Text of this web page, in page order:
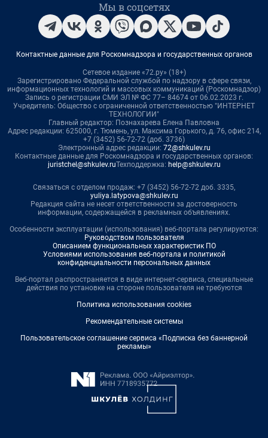
Мы в соцсетях
Контактные данные для Роскомнадзора и государственных органов
Сетевое издание «72.ру» (18+)
Зарегистрировано Федеральной службой по надзору в сфере связи,
информационных технологий и массовых коммуникаций (Роскомнадзор)
Запись о регистрации СМИ ЭЛ № ФС 77– 84674 от 06.02.2023 г.
Учредитель: Общество с ограниченной ответственностью "ИНТЕРНЕТ
ТЕХНОЛОГИИ"
Главный редактор: Познахарева Елена Павловна
Адрес редакции: 625000, г. Тюмень, ул. Максима Горького, д. 76, офис 214,
+7 (3452) 56-72-72 (доб. 3736)
Электронный адрес редакции: 72@shkulev.ru
Контактные данные для Роскомнадзора и государственных органов:
juristchel@shkulev.ruТехподдержка: help@shkulev.ru
Связаться с отделом продаж: +7 (3452) 56-72-72 доб. 3335,
yuliya.latypova@shkulev.ru
Редакция сайта не несет ответственности за достоверность
информации, содержащейся в рекламных объявлениях.
Особенности эксплуатации (использования) веб-портала регулируются:
Руководством пользователя
Описанием функциональных характеристик ПО
Условиями использования веб-портала и политикой
конфиденциальности персональных данных
Веб-портал распространяется в виде интернет-сервиса, специальные
действия по установке на стороне пользователя не требуются
Политика использования cookies
Рекомендательные системы
Пользовательское соглашение сервиса «Подписка без баннерной
рекламы»